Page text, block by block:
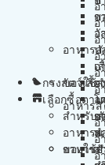
อ
อ
อ
อ
อ
อ
อาหาร
อ
อ
อ
อ
อ
อาหาร
อ
อ
อ
อ
อาหาร
อาหาร
ข
วั
ป
เ
ของใช้
โ
ข
ห
ของใช้
กรงสัตว์เลี้
เลือกซื้อตา
สำหรับ
ส
ส